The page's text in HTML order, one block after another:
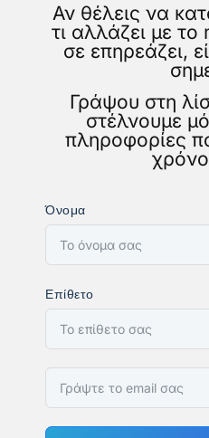
Αν θέλεις να
τι αλλάζει με
σε επηρεάζει,
Γράψου στη
στέλνουμε
πληροφορίες
Όνομα
Επίθετο